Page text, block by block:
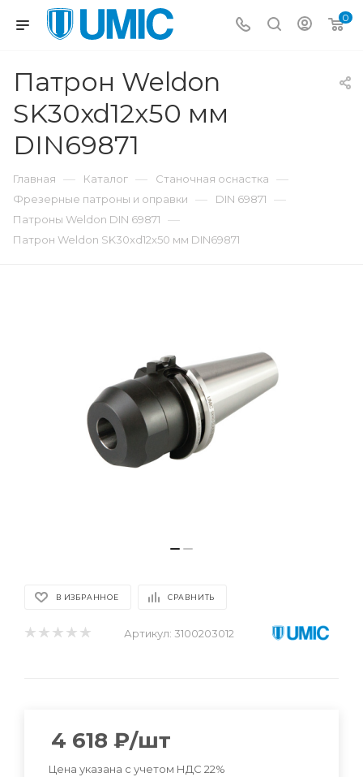
0
Патрон Weldon
SK30xd12x50 мм
DIN69871
Главная — Каталог — Станочная оснастка —
Фрезерные патроны и оправки — DIN 69871 —
Патроны Weldon DIN 69871 —
Патрон Weldon SK30xd12x50 мм DIN69871
В ИЗБРАННОЕ СРАВНИТЬ
Артикул: 3100203012
4 618 ₽/шт
Цена указана с учетом НДС 22%